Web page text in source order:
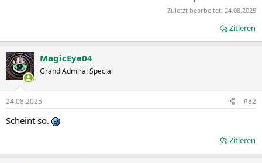
Zuletzt bearbeitet: 24.08.2025
Zitieren
MagicEye04
Grand Admiral Special
24.08.2025 #82
Scheint so.
Zitieren